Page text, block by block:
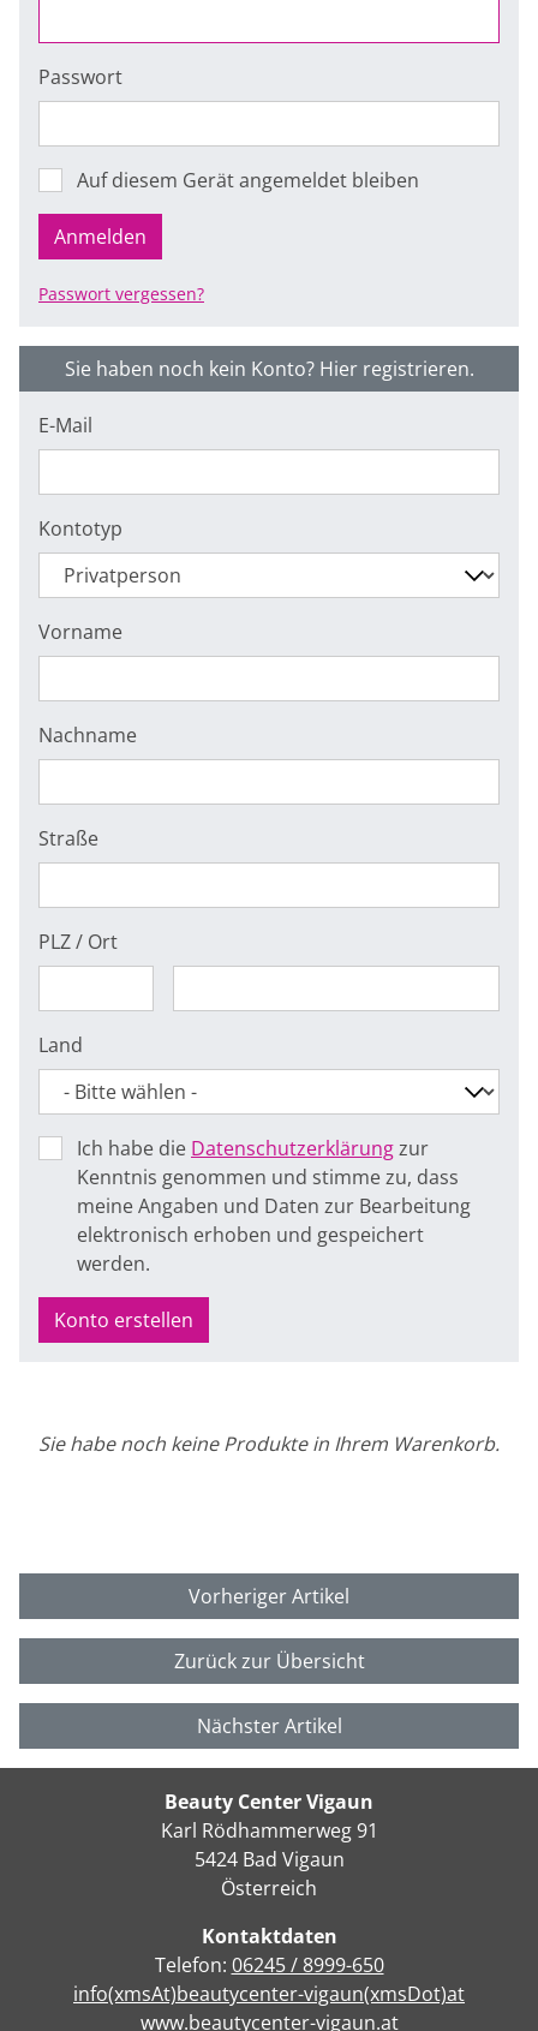
Passwort
Auf diesem Gerät angemeldet bleiben
Anmelden
Passwort vergessen?
Sie haben noch kein Konto? Hier registrieren.
E-Mail
Kontotyp
Vorname
Nachname
Straße
PLZ / Ort
Land
Ich habe die Datenschutzerklärungzur
Kenntnis genommen und stimme zu, dass
meine Angaben und Daten zur Bearbeitung
elektronisch erhoben und gespeichert
werden.
Konto erstellen
Sie habe noch keine Produkte in Ihrem Warenkorb.
Vorheriger Artikel
Zurück zur Übersicht
Nächster Artikel
Beauty Center Vigaun
Karl Rödhammerweg 91
5424 Bad Vigaun
Österreich
Kontaktdaten
Telefon: 06245 / 8999-650
info(xmsAt)beautycenter-vigaun(xmsDot)at
www.beautycenter-vigaun.at